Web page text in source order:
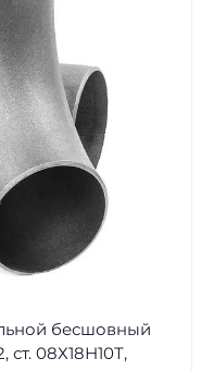
бесшовный
ст. 08Х18Н10Т,